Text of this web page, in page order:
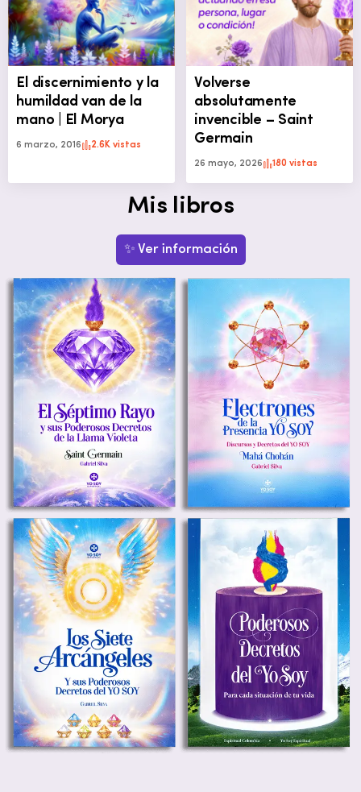
El discernimiento y la
humildad van de la
mano | El Morya
6 marzo, 2016 2.6K vistas
Volverse
absolutamente
invencible – Saint
Germain
26 mayo, 2026 180 vistas
Mis libros
✨ Ver información